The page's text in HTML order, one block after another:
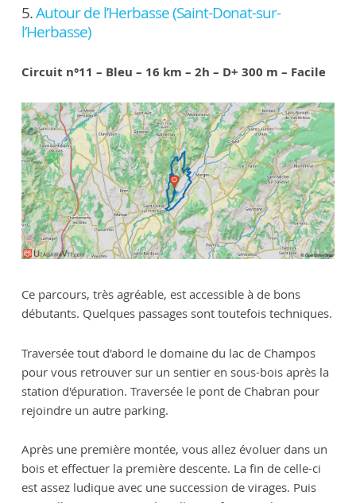
5.Autour de l’Herbasse (Saint-Donat-sur-
l’Herbasse)
Circuit n°11 – Bleu – 16 km – 2h – D+ 300 m – Facile
Ce parcours, très agréable, est accessible à de bons
débutants. Quelques passages sont toutefois techniques.
Traversée tout d'abord le domaine du lac de Champos
pour vous retrouver sur un sentier en sous-bois après la
station d'épuration. Traversée le pont de Chabran pour
rejoindre un autre parking.
Après une première montée, vous allez évoluer dans un
bois et effectuer la première descente. La fin de celle-ci
est assez ludique avec une succession de virages. Puis